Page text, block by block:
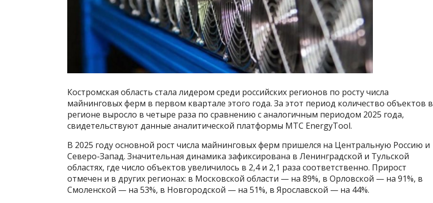
Костромская область стала лидером среди российских регионов по росту числа
майнинговых ферм в первом квартале этого года. За этот период количество объектов в
регионе выросло в четыре раза по сравнению с аналогичным периодом 2025 года,
свидетельствуют данные аналитической платформы МТС EnergyTool.
В 2025 году основной рост числа майнинговых ферм пришелся на Центральную Россию и
Северо-Запад. Значительная динамика зафиксирована в Ленинградской и Тульской
областях, где число объектов увеличилось в 2,4 и 2,1 раза соответственно. Прирост
отмечен и в других регионах: в Московской области — на 89%, в Орловской — на 91%, в
Смоленской — на 53%, в Новгородской — на 51%, в Ярославской — на 44%.